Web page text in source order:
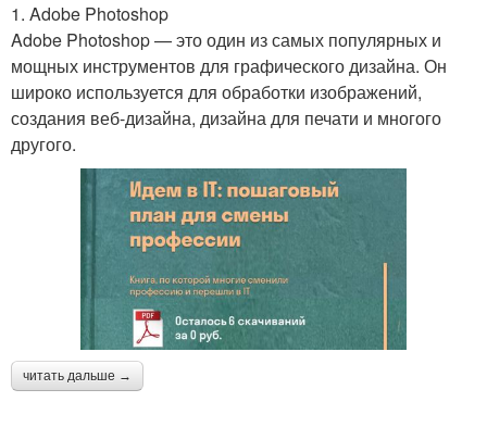
1. Adobe Photoshop
Adobe Photoshop — это один из самых популярных и
мощных инструментов для графического дизайна. Он
широко используется для обработки изображений,
создания веб-дизайна, дизайна для печати и многого
другого.
читать дальше →